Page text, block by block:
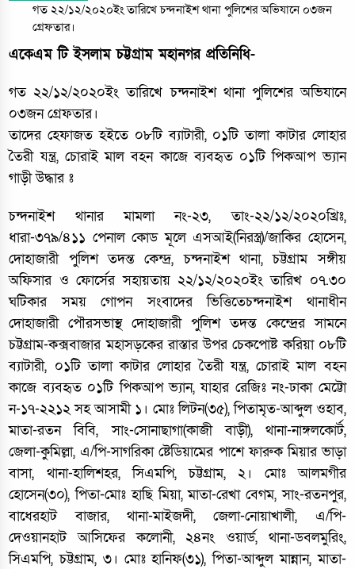
গত ২২/১২/২০২০ইং তারিখে চন্দনাইশ থানা পুলিশের অভিযানে ০৩জন
গ্রেফতার।
একেএম টি ইসলাম চট্টগ্রাম মহানগর প্রতিনিধি-
গত ২২/১২/২০২০ইং তারিখে চন্দনাইশ থানা পুলিশের অভিযানে
০৩জন গ্রেফতার।
তাদের হেফাজত হইতে ০৮টি ব্যাটারী, ০১টি তালা কাটার লোহার
তৈরী যন্ত্র, চোরাই মাল বহন কাজে ব্যবহৃত ০১টি পিকআপ ভ্যান
গাড়ী উদ্ধার ঃ
চন্দনাইশ থানার মামলা নং-২৩, তাং-২২/১২/২০২০খ্রিঃ,
ধারা-৩৭৯/৪১১ পেনাল কোড মূলে এসআই(নিরস্ত্র)/জাকির হোসেন,
দোহাজারী পুলিশ তদন্ত কেন্দ্র, চন্দনাইশ থানা, চট্টগ্রাম সঙ্গীয়
অফিসার ও ফোর্সের সহায়তায় ২২/১২/২০২০ইং তারিখ ০৭.৩০
ঘটিকার সময় গোপন সংবাদের ভিত্তিতেচন্দনাইশ থানাধীন
দোহাজারী পৌরসভাস্থ দোহাজারী পুলিশ তদন্ত কেন্দ্রের সামনে
চট্টগ্রাম-কক্সবাজার মহাসড়কের রাস্তার উপর চেকপোষ্ট করিয়া ০৮টি
ব্যাটারী, ০১টি তালা কাটার লোহার তৈরী যন্ত্র, চোরাই মাল বহন
কাজে ব্যবহৃত ০১টি পিকআপ ভ্যান, যাহার রেজিঃ নং-ঢাকা মেট্টো
ন-১৭-২২১২ সহ আসামী ১। মোঃ লিটন(৩৫), পিতামৃত-আব্দুল ওহাব,
মাতা-রতন বিবি, সাং-সোনাছাগা(কাজী বাড়ী), থানা-নাঙ্গলকোর্ট,
জেলা-কুমিল্লা, এ/পি-সাগরিকা ষ্টেডিয়ামের পাশে ফারুক মিয়ার ভাড়া
বাসা, থানা-হালিশহর, সিএমপি, চট্টগ্রাম, ২। মোঃ আলমগীর
হোসেন(৩০), পিতা-মোঃ হাছি মিয়া, মাতা-রেখা বেগম, সাং-রতনপুর,
বাধেরহাট বাজার, থানা-মাইজদী, জেলা-নোয়াখালী, এ/পি-
দেওয়ানহাট আসিফের কলোনী, ২৪নং ওয়ার্ড, থানা-ডবলমুরিং,
সিএমপি, চট্টগ্রাম, ৩। মোঃ হানিফ(৩১), পিতা-আব্দুল মান্নান, মাতা-